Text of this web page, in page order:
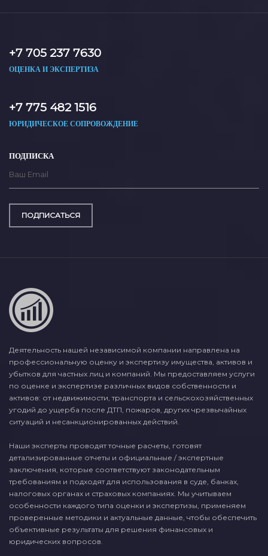
+7 705 237 7630
ОЦЕНКА И ЭКСПЕРТИЗА
+7 775 482 1516
ЮРИДИЧЕСКОЕ СОПРОВОЖДЕНИЕ
ПОДПИСКА
ПОДПИСАТЬСЯ
Деятельность нашей независимой компании направлена на
профессиональную оценку и экспертизу имущества, активов и
убытков для частных лиц и компаний. Мы предоставляем услуги
по оценке и экспертизе различных видов собственности и
активов: от недвижимости, транспорта и сельскохозяйственных
угодий до ущерба после ДТП, пожаров, других чрезвычайных
ситуаций и несанкционированных действий.
Наши эксперты проводят точные расчеты, готовят
детализированные отчеты и официальные / экспертные
заключения, которые соответствуют законодательным
требованиям и подходят для использования в суде, банках,
налоговых органах и страховых компаниях. Мы учитываем
особенности каждого типа оценки и экспертизы, применяем
проверенные методики и актуальные данные, чтобы обеспечить
объективные результаты для решения финансовых и
юридических вопросов.